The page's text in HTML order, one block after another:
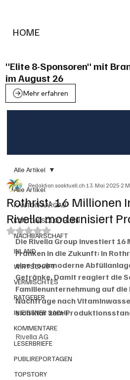
HOME
"Elite 8-Sponsoren" mit
im August 26
Mehr erfahren
Alle Artikel
KANTON AARGAU
KANTON SOLOTHURN
NACHBARSCHAFT
INLAND
WIRTSCHAFT
VERMISCHTES
RATGEBER
IN EIGENER SACHE
KOMMENTARE
LESERBRIEFE
PUBLIREPORTAGEN
TOPSTORY
Alle Artikel
Rothrist: 16 Millionen
Rivella modernisiert
Redaktion soaktuell.ch13. Mai 20252
Mit NaN von 5 Sternen bewertet.
Die Rivella Group investiert 16
Franken in die Zukunft: In
eine hochmoderne
Getränke. Damit reagiert die
Familienunternehmung auf
Nachfrage nach
sich klar zum
Rivella AG